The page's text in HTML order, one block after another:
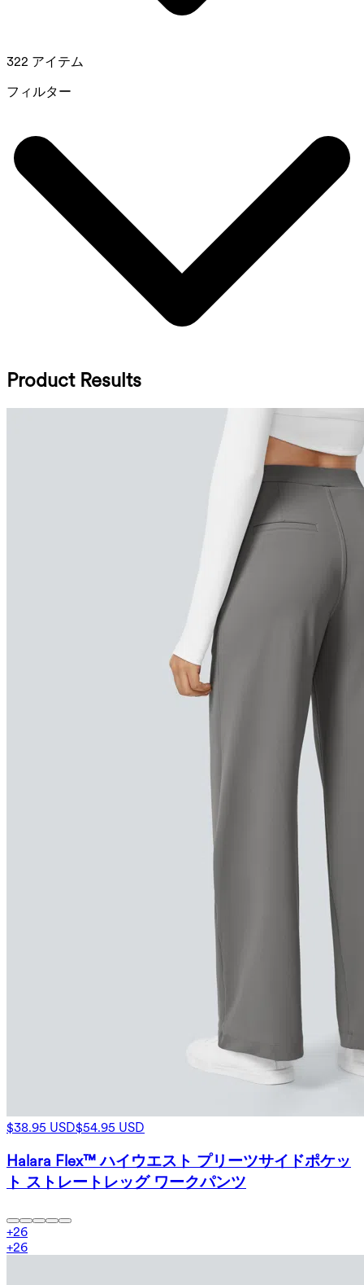
322 アイテム
フィルター
Product Results
$38.95 USD$54.95 USD
Halara Flex™ ハイウエスト プリーツサイドポケッ
ト ストレートレッグ ワークパンツ
+26
+26